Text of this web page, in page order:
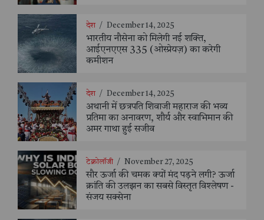
देश / December 14, 2025
भारतीय नौसेना को मिलेगी नई शक्ति,
आईएनएएस 335 (ओस्प्रेयज़) का करेगी
कमीशन
देश / December 14, 2025
अथानी में छत्रपति शिवाजी महाराज की भव्य
प्रतिमा का अनावरण, शौर्य और स्वाभिमान की
अमर गाथा हुई सजीव
टेक्नोलॉजी / November 27, 2025
सौर ऊर्जा की चमक क्यों मंद पड़ने लगी? ऊर्जा
क्रांति की उलझन का सबसे विस्तृत विश्लेषण -
संजय सक्सेना